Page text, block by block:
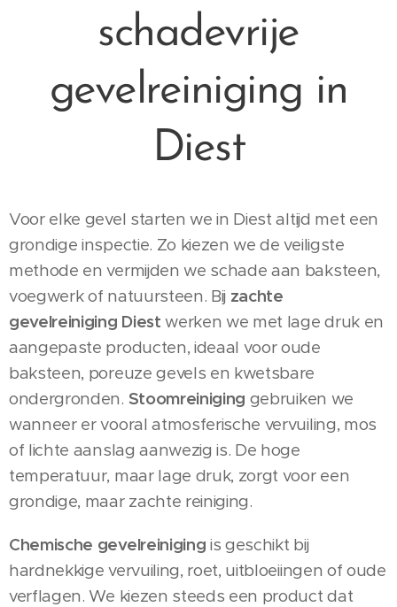
schadevrije
gevelreiniging in
Diest
Voor elke gevel starten we in Diest altijd met een
grondige inspectie. Zo kiezen we de veiligste
methode en vermijden we schade aan baksteen,
voegwerk of natuursteen. Bij zachte
gevelreiniging Diest werken we met lage druk en
aangepaste producten, ideaal voor oude
baksteen, poreuze gevels en kwetsbare
ondergronden. Stoomreiniging gebruiken we
wanneer er vooral atmosferische vervuiling, mos
of lichte aanslag aanwezig is. De hoge
temperatuur, maar lage druk, zorgt voor een
grondige, maar zachte reiniging.
Chemische gevelreiniging is geschikt bij
hardnekkige vervuiling, roet, uitbloeiingen of oude
verflagen. We kiezen steeds een product dat